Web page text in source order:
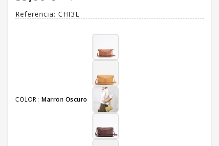
Referencia: CHI3L
COLOR : Marron Oscuro